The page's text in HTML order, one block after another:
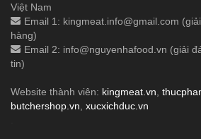
Việt Nam
Email 1: kingmeat.info@gmail.com
hàng)
Email 2: info@nguyenhafood.vn (giải
tin)
Website thành viên: kingmeat.vn
butchershop.vn xucxichduc.vn